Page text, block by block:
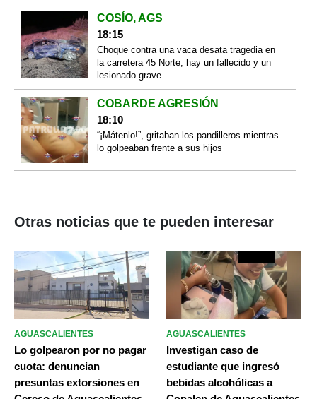
COSÍO, AGS
18:15
Choque contra una vaca desata tragedia en
la carretera 45 Norte; hay un fallecido y un
lesionado grave
COBARDE AGRESIÓN
18:10
“¡Mátenlo!”, gritaban los pandilleros mientras
lo golpeaban frente a sus hijos
Otras noticias que te pueden interesar
AGUASCALIENTES
Lo golpearon por no pagar
cuota: denuncian
presuntas extorsiones en
AGUASCALIENTES
Investigan caso de
estudiante que ingresó
bebidas alcohólicas a